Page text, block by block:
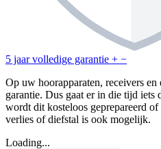
5 jaar volledige garantie + −
Op uw hoorapparaten, receivers
garantie. Dus gaat er in die tijd
wordt dit kosteloos geprepareerd
verlies of diefstal is ook mogelijk.
Loading...